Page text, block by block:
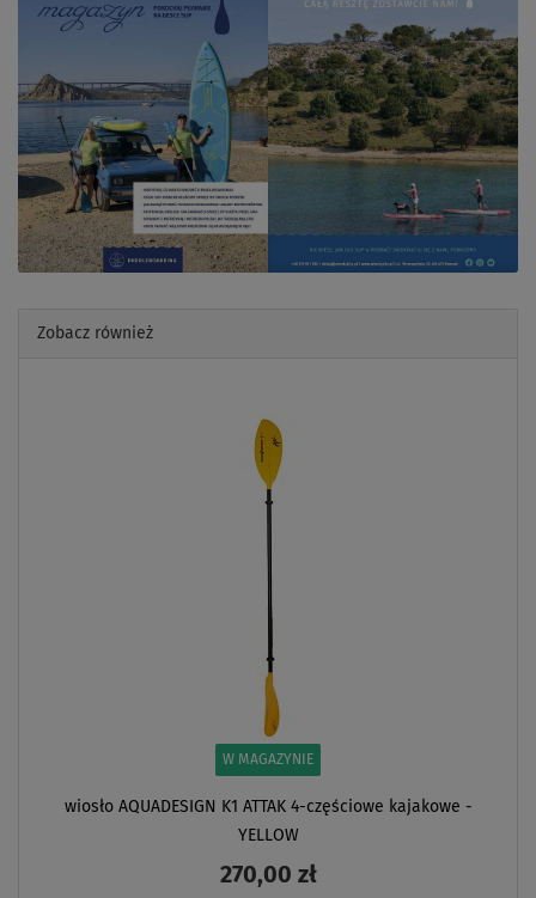
Zobacz również
W MAGAZYNIE
wiosło AQUADESIGN K1 ATTAK 4-częściowe kajakowe -
YELLOW
270,00 zł